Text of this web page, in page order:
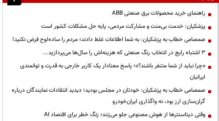
راهنمای خرید محصولات برق صنعتی ABB
پزشکیان: خدمت بی‌منت و مشارکت مردمی، پایه حل مشکلات کشور است
صمصامی خطاب به پزشکیان: به شما اطلاعات غلط دادند؛ مردم را ساده‌لوح فرض نکنید!
3 اشتباه رایج در انتخاب رنگ صنعتی که هزینه‌اش را سال‌ها می‌پردازید...
«چرا نباید از شما متنفر باشند؟»؛ پاسخ معنادار یک کاربر خارجی به قدرت و توانمندی
ایرانیان
صمصامی خطاب به پزشکیان: خودتان در مجلس بودید؛ دیدید انتقادات نمایندگان درباره
گران‌سازی ارز بود، نه واگذاری ایران‌خودرو
وقتی دیتاسنترها از هوش مصنوعی جلو می‌زنند؛ زنگ خطر برای اقتصاد AI